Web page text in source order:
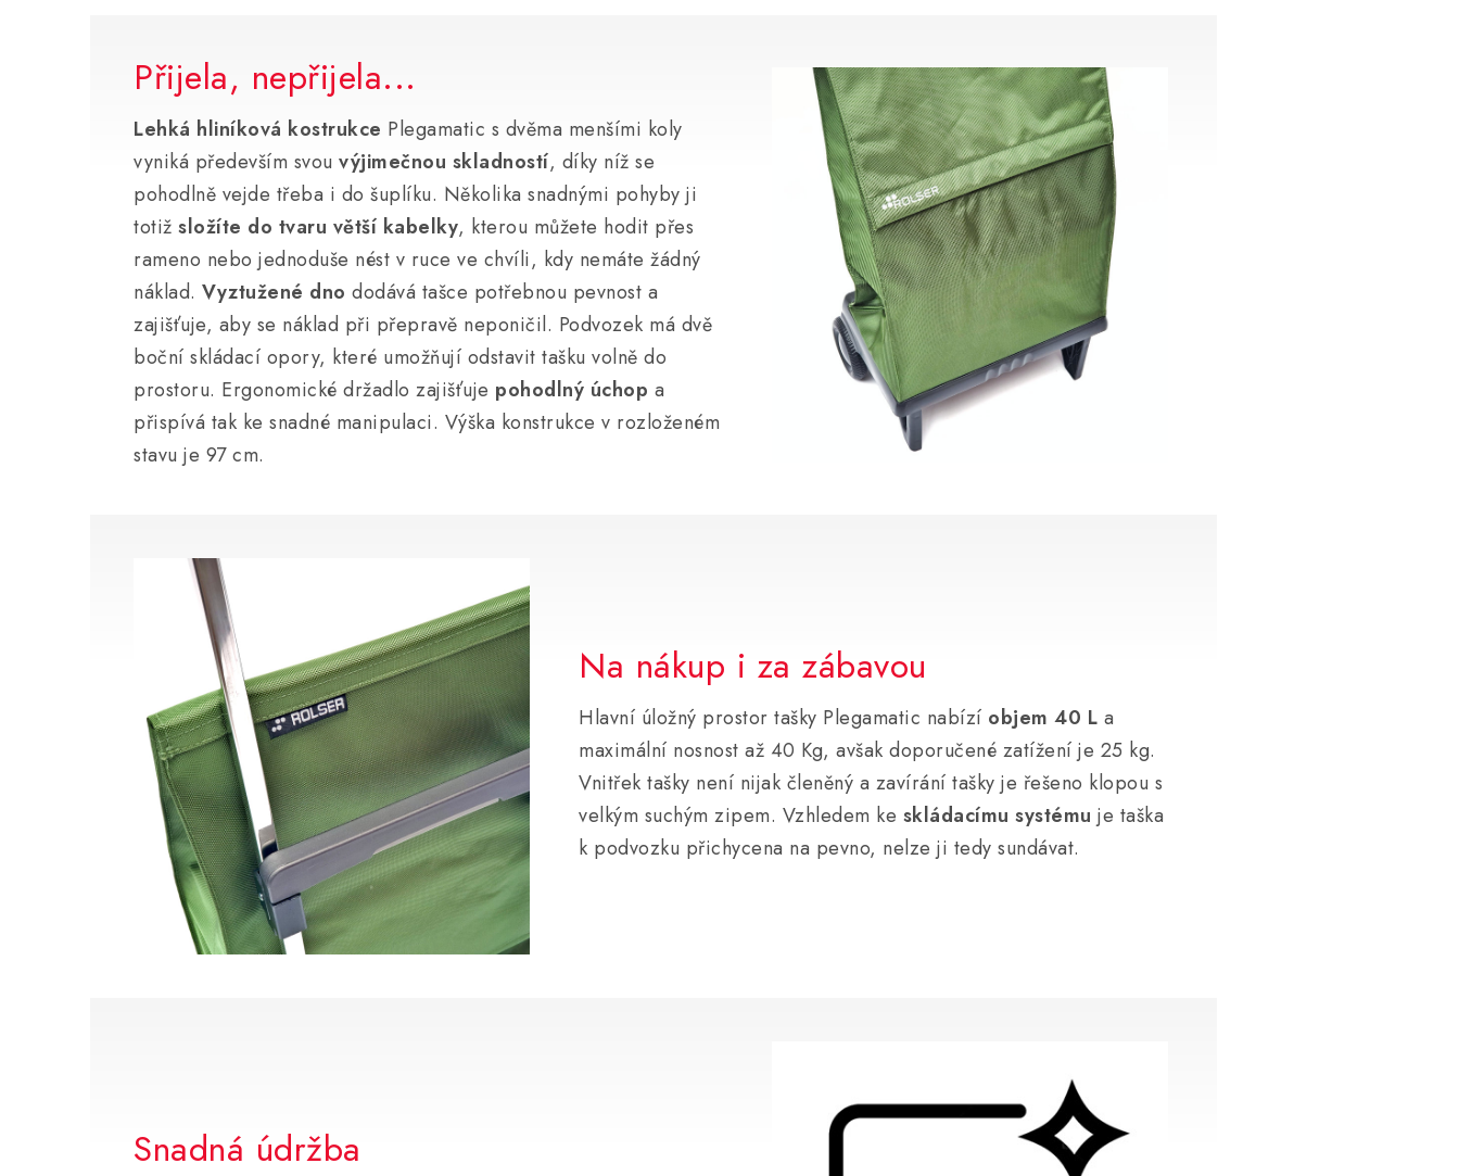
Přijela, nepřijela...
Lehká hliníková kostrukce Plegamatic s dvěma menšími koly
vyniká především svou výjimečnou skladností, díky níž se
pohodlně vejde třeba i do šuplíku. Několika snadnými pohyby ji
totiž složíte do tvaru větší kabelky, kterou můžete hodit přes
rameno nebo jednoduše nést v ruce ve chvíli, kdy nemáte žádný
náklad. Vyztužené dno dodává tašce potřebnou pevnost a
zajišťuje, aby se náklad při přepravě neponičil. Podvozek má dvě
boční skládací opory, které umožňují odstavit tašku volně do
prostoru. Ergonomické držadlo zajišťuje pohodlný úchop a
přispívá tak ke snadné manipulaci. Výška konstrukce v rozloženém
stavu je 97 cm.
Na nákup i za zábavou
Hlavní úložný prostor tašky Plegamatic nabízí objem 40 L a
maximální nosnost až 40 Kg, avšak doporučené zatížení je 25 kg.
Vnitřek tašky není nijak členěný a zavírání tašky je řešeno klopou s
velkým suchým zipem. Vzhledem ke skládacímu systému je taška
k podvozku přichycena na pevno, nelze ji tedy sundávat.
Snadná údržba